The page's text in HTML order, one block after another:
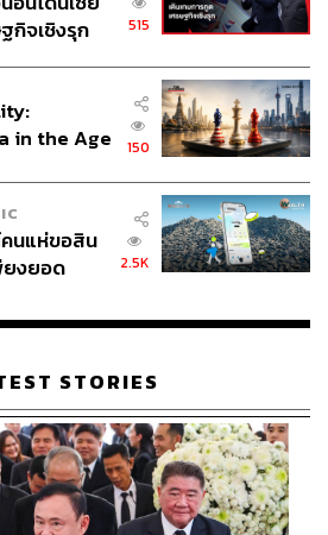
กิจเชิงรุก
515
in the Age
150
นแห่ขอสิน
ยงยอด
2.5K
STORIES